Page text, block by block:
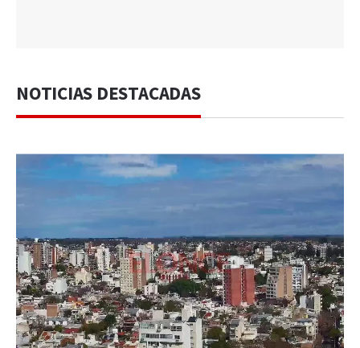
NOTICIAS DESTACADAS